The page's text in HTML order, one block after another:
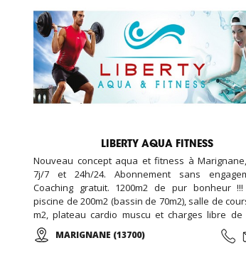
LIBERTY AQUA FITNESS
Nouveau concept aqua et fitness à
7j/7 et 24h/24. Abonnement sans
Coaching gratuit. 1200m2 de pur bonheur !!!
piscine de 200m2 (bassin de 70m2), salle de
m2, plateau cardio muscu et charges libre de
salle de RPM de 80 m2, salle de cross training de
espace garderie enfant de 100m2, espace bar
MARIGNANE (13700)